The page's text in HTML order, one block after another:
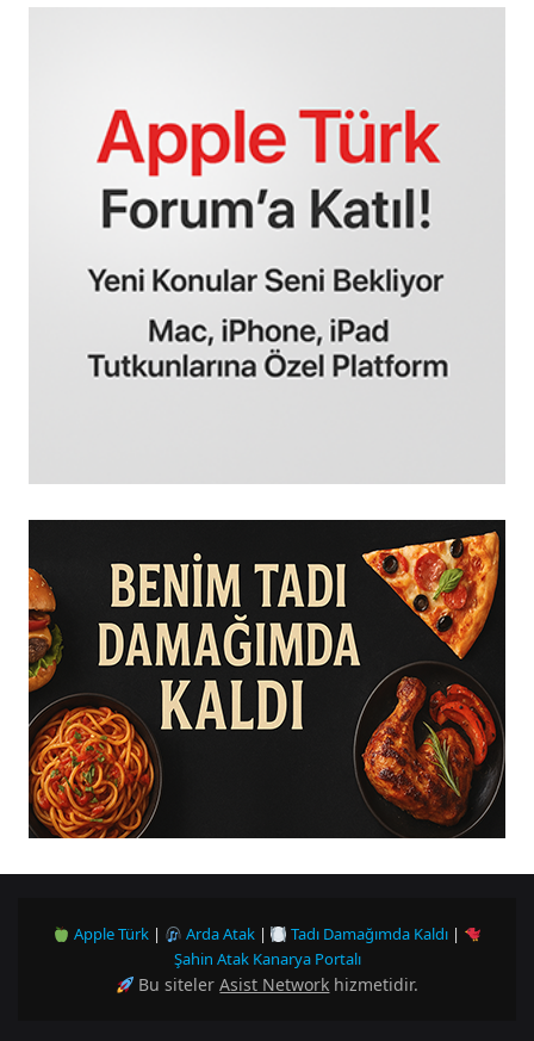
Apple Türk| Arda Atak| Tadı Damağımda Kaldı |
Şahin Atak Kanarya Portalı
Bu sitelerAsist Network hizmetidir.